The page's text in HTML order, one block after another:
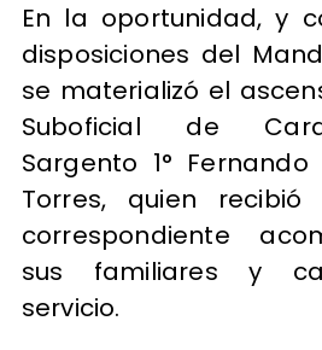
En la oportunidad, y
disposiciones del
se materializó el
Suboficial de
Sargento 1°
Torres, quien recibió
correspondiente
sus familiares y
servicio.